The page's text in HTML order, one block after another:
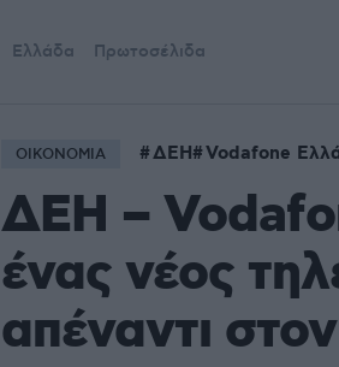
Ελλάδα Πρωτοσέλιδα
ΟΙΚΟΝΟΜΙΑ ΔΕΗ Vodafone
ΔΕΗ –
ένας νέος
απέναντι